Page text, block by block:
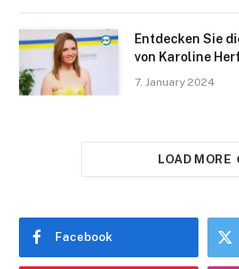
Entdecken Sie
von Karoline
7. January 2024
LOAD MORE
Facebook